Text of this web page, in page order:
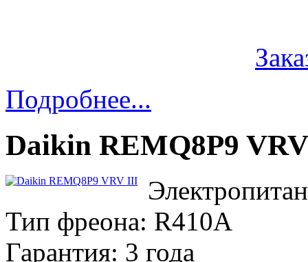
Подробнее...
Daikin REMQ8P9
Тип фреона: R410A
Гарантия: 3 года